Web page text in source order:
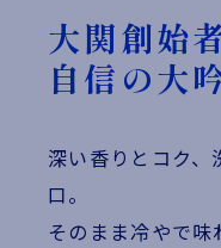
大関創始
自信の大
深い香りとコク、
口。
そのまま冷やで